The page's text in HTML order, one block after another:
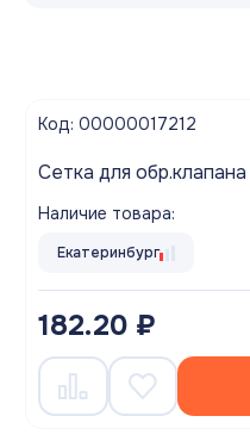
Код: 00000017212
Наличие товара:
Екатеринбург
182.20 ₽